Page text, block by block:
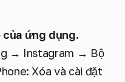
của ứng dụng.
→ Instagram → Bộ
Xóa và cài đặt